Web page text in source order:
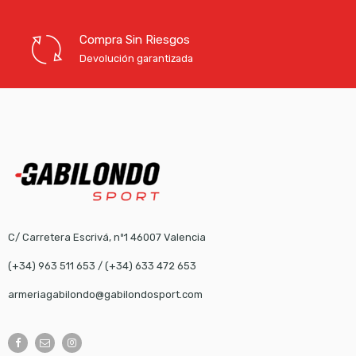
Compra Sin Riesgos
Devolución garantizada
C/ Carretera Escrivá, nº1 46007 Valencia
(+34) 963 511 653 / (+34) 633 472 653
armeriagabilondo@gabilondosport.com